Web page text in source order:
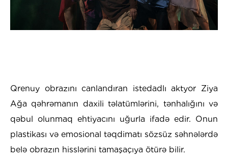
Qrenuy obrazını canlandıran istedadlı aktyor Ziya
Ağa qəhrəmanın daxili təlatümlərini, tənhalığını və
qəbul olunmaq ehtiyacını uğurla ifadə edir. Onun
plastikası və emosional təqdimatı sözsüz səhnələrdə
belə obrazın hisslərini tamaşaçıya ötürə bilir.